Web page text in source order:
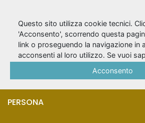
Zamparini,
Gabriella
PERSONA
Questo sito utilizza cookie tecnici.
'Acconsento', scorrendo questa
link o proseguendo la navigazione in
acconsenti al loro utilizzo. Se vuoi
Acconsento